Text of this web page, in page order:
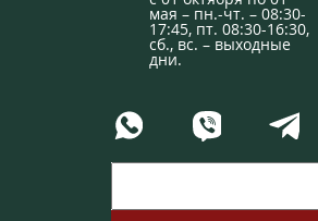
мая – пн.-чт. – 08:30-
17:45, пт. 08:30-16:30,
сб., вс. – выходные
дни.